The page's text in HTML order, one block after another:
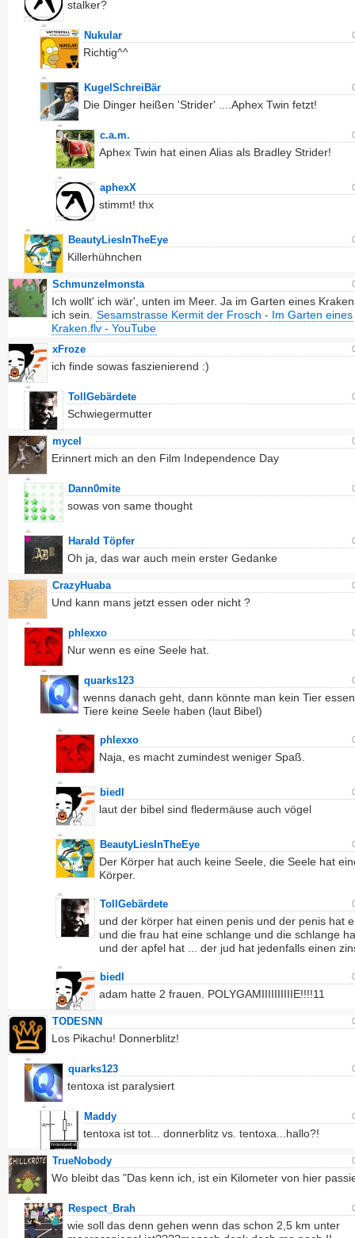
stalker?
Nukular
Richtig^^
KugelSchreiBär
Die Dinger heißen 'Strider' ....Aphex Twin fetzt!
c.a.m.
Aphex Twin hat einen Alias als Bradley Strider!
aphexX
stimmt! thx
BeautyLiesInTheEye
Killerhühnchen
Schmunzelmonsta
Ich wollt' ich wär', unten im Meer. Ja im Garten eines
ich sein. Sesamstrasse Kermit der Frosch - Im Garten eines
Kraken.flv - YouTube
xFroze
ich finde sowas faszienierend :)
TollGebärdete
Schwiegermutter
mycel
Erinnert mich an den Film Independence Day
Dann0mite
sowas von same thought
Harald Töpfer
Oh ja, das war auch mein erster Gedanke
CrazyHuaba
Und kann mans jetzt essen oder nicht ?
phlexxo
Nur wenn es eine Seele hat.
quarks123
wenns danach geht, dann könnte man kein Tier
Tiere keine Seele haben (laut Bibel)
phlexxo
Naja, es macht zumindest weniger Spaß.
biedl
laut der bibel sind fledermäuse auch vögel
BeautyLiesInTheEye
Der Körper hat auch keine Seele, die Seele hat
Körper.
TollGebärdete
und der körper hat einen penis und der penis hat
und die frau hat eine schlange und die schlange
und der apfel hat ... der jud hat jedenfalls einen
biedl
adam hatte 2 frauen. POLYGAMIIIIIIIIIIE!!!!11
TODESNN
Los Pikachu! Donnerblitz!
quarks123
tentoxa ist paralysiert
Maddy
tentoxa ist tot... donnerblitz vs. tentoxa...hallo?!
TrueNobody
Wo bleibt das "Das kenn ich, ist ein Kilometer von hier
Respect_Brah
wie soll das denn gehen wenn das schon 2,5 km unter